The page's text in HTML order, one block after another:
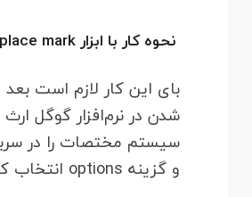
نحوه کار با ابزار place mark:
بای این کار لازم است بعد
شدن در نرم‌افزار گوگل ارث
و گزینه options انتخاب کنید.